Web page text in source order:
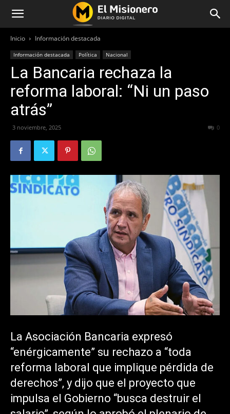
Inicio Información destacada
Información destacada Política Nacional
La Bancaria rechaza la
reforma laboral: “Ni un paso
atrás”
3 noviembre, 2025 0
La Asociación Bancaria expresó
“enérgicamente” su rechazo a “toda
reforma laboral que implique pérdida de
derechos”, y dijo que el proyecto que
impulsa el Gobierno “busca destruir el